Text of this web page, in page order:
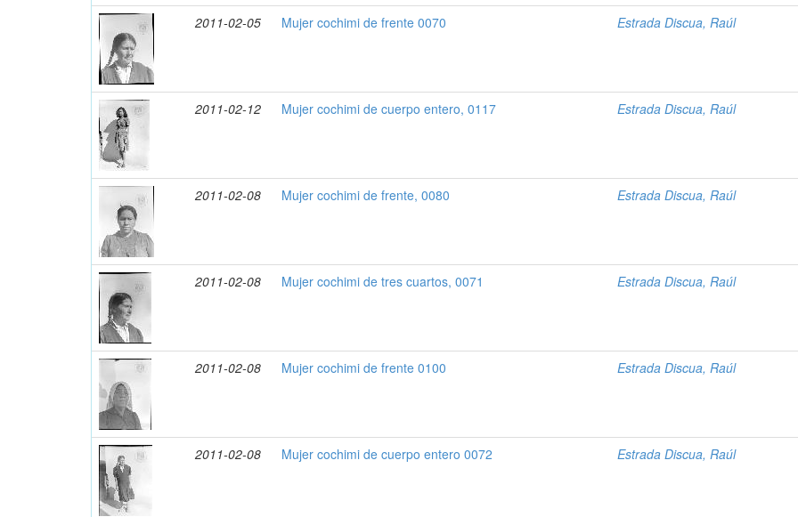
2011-02-05 Mujer cochimi de frente 0070 Estrada Discua, Raúl
2011-02-12 Mujer cochimi de cuerpo entero, 0117 Estrada Discua, Raúl
2011-02-08 Mujer cochimi de frente, 0080 Estrada Discua, Raúl
2011-02-08 Mujer cochimi de tres cuartos, 0071 Estrada Discua, Raúl
2011-02-08 Mujer cochimi de frente 0100 Estrada Discua, Raúl
2011-02-08 Mujer cochimi de cuerpo entero 0072 Estrada Discua, Raúl